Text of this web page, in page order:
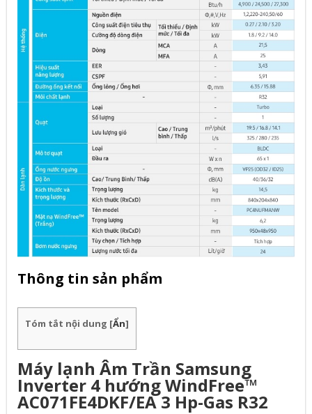
Thông tin sản phẩm
Tóm tắt nội dung [Ẩn]
Máy lạnh Âm Trần Samsung
Inverter 4 hướng WindFree™
AC071FE4DKF/EA 3 Hp-Gas R32